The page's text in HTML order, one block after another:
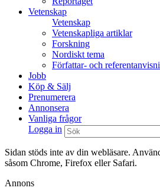
Vetenskap
Vetenskap
Vetenskapliga artiklar
Forskning
Nordiskt tema
Författar- och
Jobb
Köp & Sälj
Prenumerera
Annonsera
Vanliga frågor
Logga in
Sidan stöds inte av din webläsare.
såsom Chrome, Firefox eller Safari.
Annons